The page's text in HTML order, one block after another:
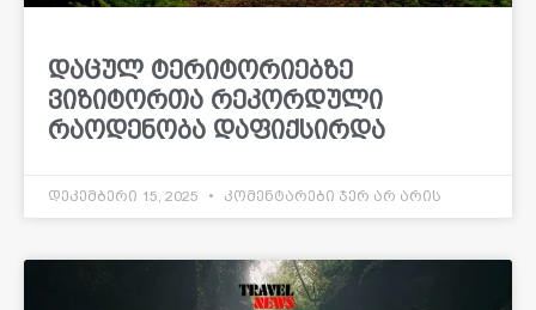
დაცულ ტერიტორიებზე
ვიზიტორთა რეკორდული
რაოდენობა დაფიქსირდა
დეკემბერი 15, 2025 კომენტარები ჯერ არ არის